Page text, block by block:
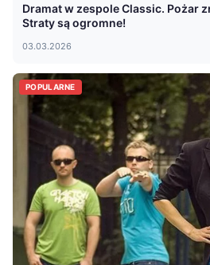
Dramat w zespole Classic. Pożar
Straty są ogromne!
03.03.2026
POPULARNE